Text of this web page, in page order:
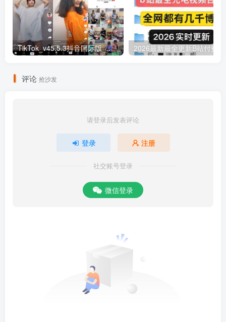
TikTok_v45.5.3抖音国际版_免拔卡解锁全球版
评论 抢沙发
请登录后发表评论
登录 注册
社交账号登录
微信登录